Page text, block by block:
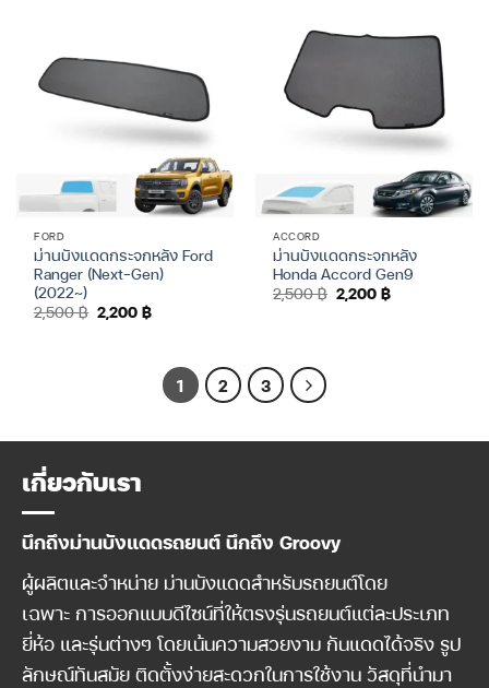
FORD
ม่านบังแดดกระจกหลัง Ford
Ranger (Next-Gen)
(2022~)
2,500฿ Original
price
2,200฿Current
price
ACCORD
ม่านบังแดดกระจกหลัง
Honda Accord Gen9
2,500฿ Original
price
2,200฿Current
price
1 2 3
เกี่ยวกับเรา
นึกถึงม่านบังแดดรถยนต์ นึกถึง Groovy
ผู้ผลิตและจำหน่าย ม่านบังแดดสำหรับรถยนต์โดย
เฉพาะ การออกแบบดีไซน์ที่ให้ตรงรุ่นรถยนต์แต่ละประเภท
ยี่ห้อ และรุ่นต่างๆ โดยเน้นความสวยงาม กันแดดได้จริง รูป
ลักษณ์ทันสมัย ติดตั้งง่ายสะดวกในการใช้งาน วัสดุที่นำมา